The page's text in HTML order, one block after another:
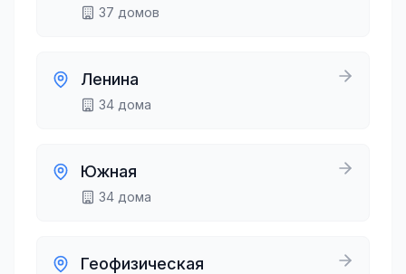
37 домов
Ленина
34 дома
Южная
34 дома
Геофизическая